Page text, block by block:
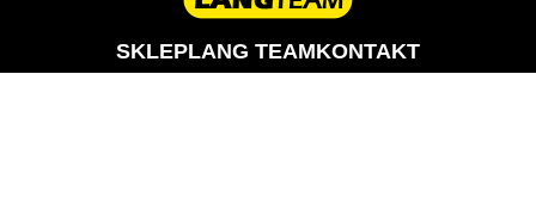
SKLEPLANG TEAMKONTAKT